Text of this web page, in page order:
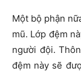
Một bộ phận
mũ. Lớp đệm
người đội.
đệm này sẽ